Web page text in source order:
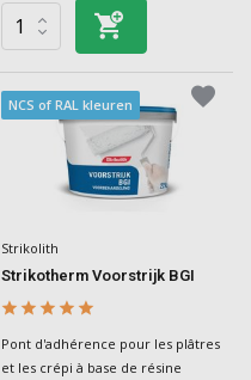
NCS of RAL kleuren
Strikolith
Strikotherm Voorstrijk BGI
Pont d'adhérence pour les plâtres
et les crépi à base de résine